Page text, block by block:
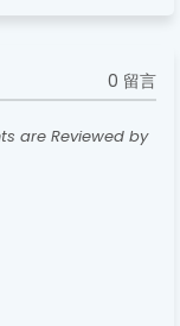
0 留言
are Reviewed by